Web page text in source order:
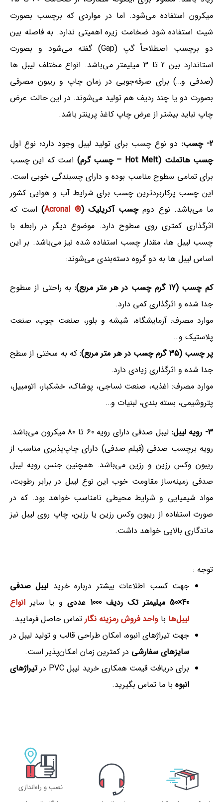
میکرون استفاده می‌شود. اما در مواردی که برچسب بصورت
شیت استفاده شود ضخامت زیره اهمیتی ندارد. به فاصله بین
دو برچسب اصطلاحاً گپ (Gap) گفته می‌شود و بصورت
استاندارد بین 2 تا 3 میلیمتر می‌باشد. انواع مختلف لیبل ها
(صدفی و…) برای صرفه‌جویی در زمان چاپ و ریبون مصرفی
بصورت دو یا چند ردیف هم تولید می‌شوند. در این حالت عرض
چاپ نباید بیشتر از عرض چاپ کاغذ پرینتر باشد.
2- چسب:
دو نوع چسب برای تولید لیبل وجود دارد؛ نوع اول
چسب هاتملت (Hot Melt – چسب گرم)
است که این چسب
برای تمامی سطوح مناسب بوده و دارای چسبندگی خوبی است.
این چسب پرکاربردترین چسب برای شرایط آب و هوایی کشور
ما می‌باشد. نوع دومچسب آکریلیک (® Acronal
)است که
اثرگذاری کمتری روی سطوح دارد. موضوع دیگر در رابطه با
چسب لیبل ها، مقدار چسب استفاده شده نیز می‌باشد. بر این
اساس لیبل ها به دو گروه دسته‌بندی می‌شوند:
کم چسب (17 گرم چسب در هر متر مربع):
به راحتی از سطوح
جدا شده و اثرگذاری کمی دارد.
موارد مصرف: آزمایشگاه، شیشه و بلور، صنعت چوب، صنعت
پلاستیک و…
پر چسب (35 گرم چسب در هر متر مربع):
که به سختی از سطح
جدا شده و اثرگذاری زیادی دارد.
موارد مصرف: اغذیه، صنعت نساجی، پوشاک، خشکبار، اتومبیل،
پتروشیمی، بسته بندی، لبنیات و…
3- رویه لیبل:
لیبل صدفی دارای رویه 60 تا 80 میکرون می‌باشد.
رویه برچسب صدفی (فیلم صدفی) دارای چاپ‌پذیری مناسب از
ریبون وکس رزین و رزین می‌باشد. همچنین جنس رویه لیبل
صدفی زمینه‌ساز مقاومت خوب این نوع لیبل در برابر رطوبت،
مواد شیمیایی و شرایط محیطی نامناسب خواهد بود. که در
صورت استفاده از ریبون وکس رزین یا رزین، چاپ روی لیبل نیز
ماندگاری بالایی خواهد داشت.
توجه :
جهت کسب اطلاعات بیشتر درباره خرید لیبل صدفی
40×50 میلیمتر تک ردیف 1000 عددی
و یا سایر انواع
لیبل‌ها با واحد فروش رمزینه نگار تماس حاصل فرمایید.
جهت تیراژهای انبوه، امکان طراحی قالب و تولید لیبل در
سایزهای سفارشی در کمترین زمان امکان‌پذیر است.
برای دریافت قیمت همکاری خرید لیبل PVC در
تیراژهای
انبوه با ما تماس بگیرید.
نصب و راه‌اندازی